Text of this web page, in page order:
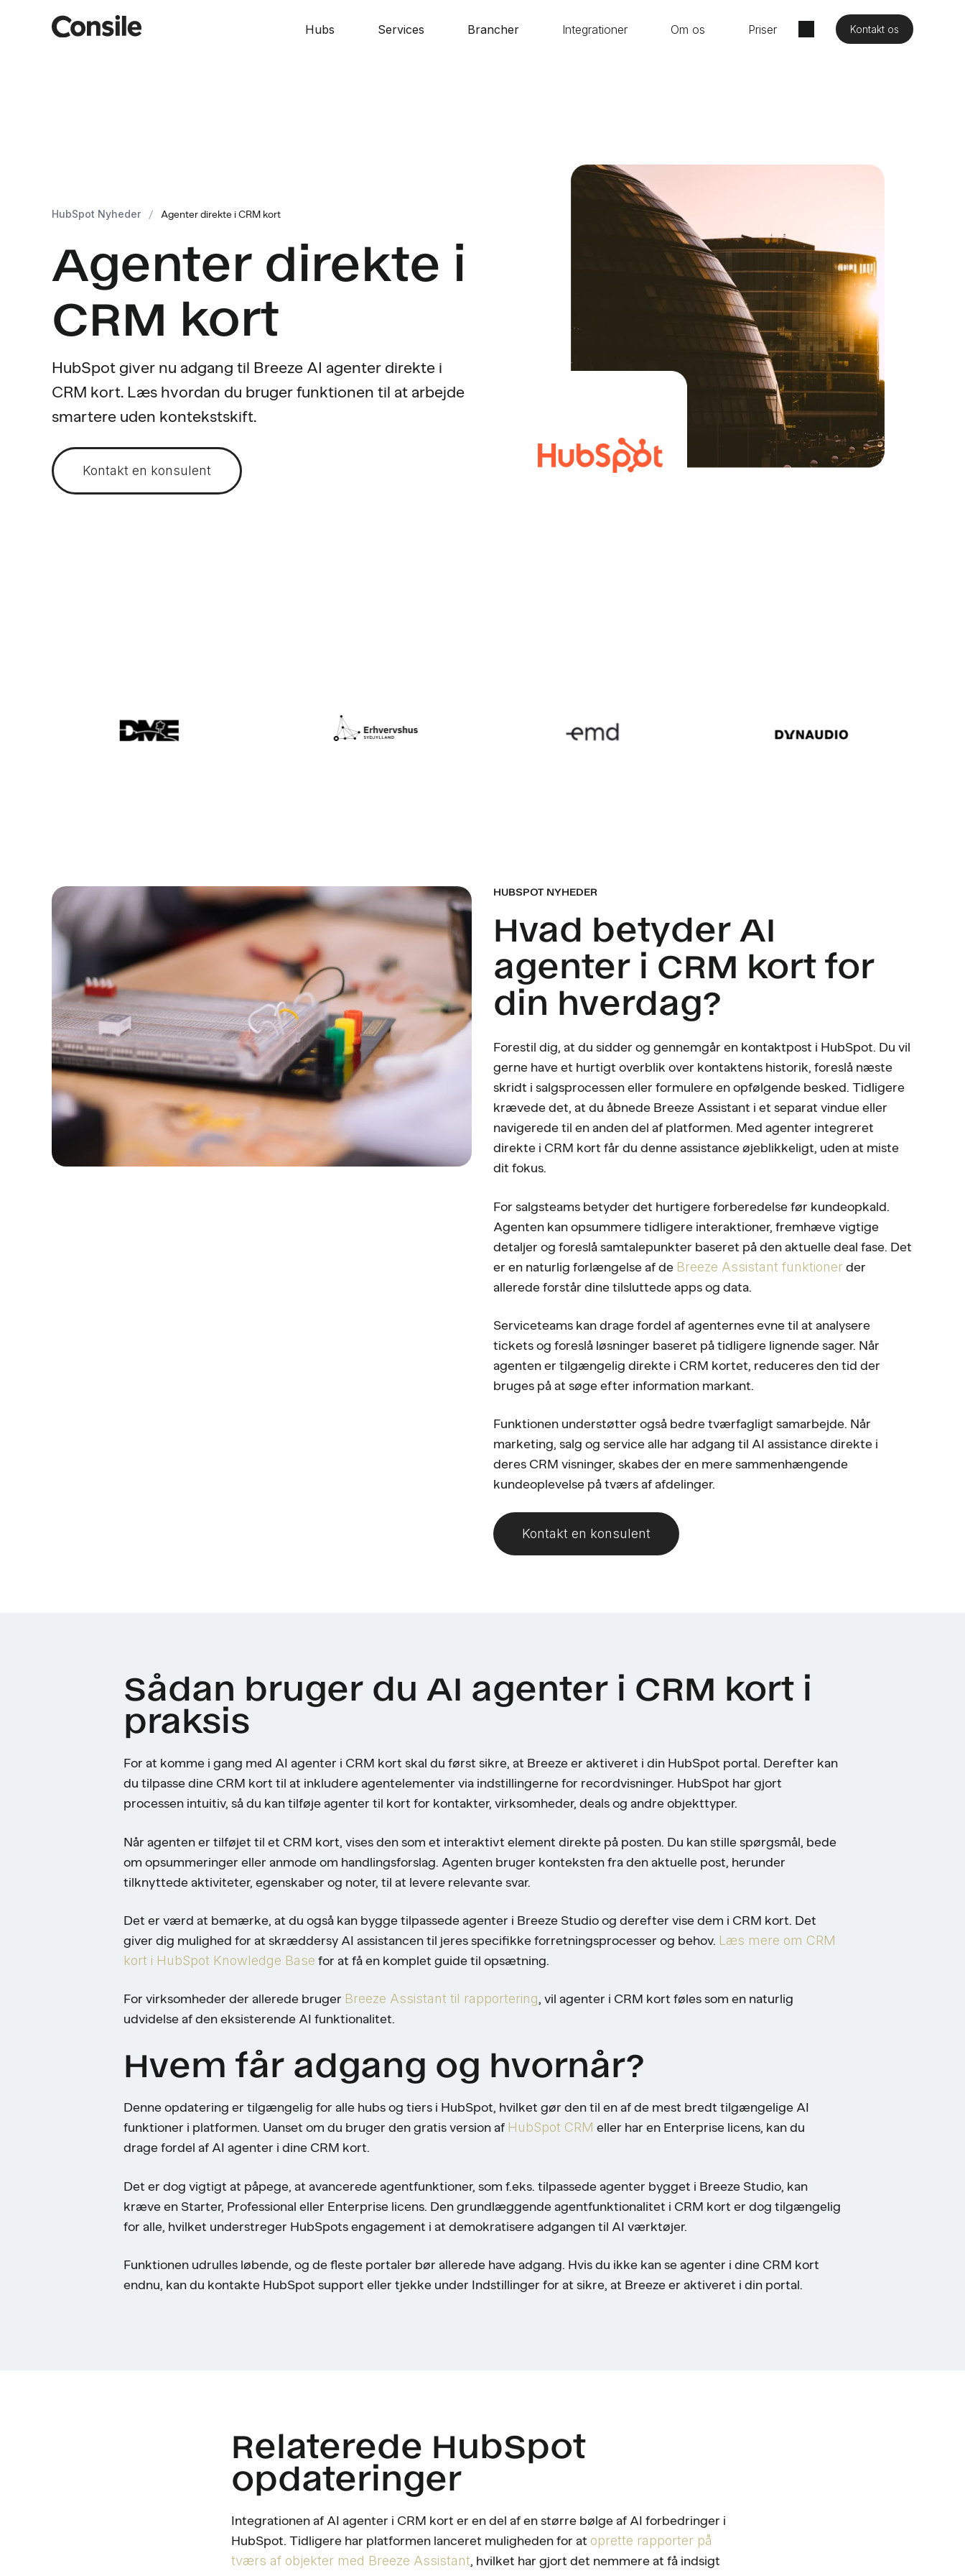
Hubs Services Brancher Integrationer Om os Priser Kontakt os
HubSpot Nyheder / Agenter direkte i CRM kort
Agenter direkte i
CRM kort
HubSpot giver nu adgang til Breeze AI agenter direkte i
CRM kort. Læs hvordan du bruger funktionen til at arbejde
smartere uden kontekstskift.
Kontakt en konsulent
HUBSPOT NYHEDER
Hvad betyder AI
agenter i CRM kort for
din hverdag?
Forestil dig, at du sidder og gennemgår en kontaktpost i HubSpot. Du vil
gerne have et hurtigt overblik over kontaktens historik, foreslå næste
skridt i salgsprocessen eller formulere en opfølgende besked. Tidligere
krævede det, at du åbnede Breeze Assistant i et separat vindue eller
navigerede til en anden del af platformen. Med agenter integreret
direkte i CRM kort får du denne assistance øjeblikkeligt, uden at miste
dit fokus.
For salgsteams betyder det hurtigere forberedelse før kundeopkald.
Agenten kan opsummere tidligere interaktioner, fremhæve vigtige
detaljer og foreslå samtalepunkter baseret på den aktuelle deal fase. Det
er en naturlig forlængelse af de Breeze Assistant funktionerder
allerede forstår dine tilsluttede apps og data.
Serviceteams kan drage fordel af agenternes evne til at analysere
tickets og foreslå løsninger baseret på tidligere lignende sager. Når
agenten er tilgængelig direkte i CRM kortet, reduceres den tid der
bruges på at søge efter information markant.
Funktionen understøtter også bedre tværfagligt samarbejde. Når
marketing, salg og service alle har adgang til AI assistance direkte i
deres CRM visninger, skabes der en mere sammenhængende
kundeoplevelse på tværs af afdelinger.
Kontakt en konsulent
Sådan bruger du AI agenter i CRM kort i
praksis
For at komme i gang med AI agenter i CRM kort skal du først sikre, at Breeze er aktiveret i din HubSpot portal. Derefter kan
du tilpasse dine CRM kort til at inkludere agentelementer via indstillingerne for recordvisninger. HubSpot har gjort
processen intuitiv, så du kan tilføje agenter til kort for kontakter, virksomheder, deals og andre objekttyper.
Når agenten er tilføjet til et CRM kort, vises den som et interaktivt element direkte på posten. Du kan stille spørgsmål, bede
om opsummeringer eller anmode om handlingsforslag. Agenten bruger konteksten fra den aktuelle post, herunder
tilknyttede aktiviteter, egenskaber og noter, til at levere relevante svar.
Det er værd at bemærke, at du også kan bygge tilpassede agenter i Breeze Studio og derefter vise dem i CRM kort. Det
giver dig mulighed for at skræddersy AI assistancen til jeres specifikke forretningsprocesser og behov. Læs mere om CRM
kort i HubSpot Knowledge Base for at få en komplet guide til opsætning.
For virksomheder der allerede bruger Breeze Assistant til rapportering, vil agenter i CRM kort føles som en naturlig
udvidelse af den eksisterende AI funktionalitet.
Hvem får adgang og hvornår?
Denne opdatering er tilgængelig for alle hubs og tiers i HubSpot, hvilket gør den til en af de mest bredt tilgængelige AI
funktioner i platformen. Uanset om du bruger den gratis version af HubSpot CRM eller har en Enterprise licens, kan du
drage fordel af AI agenter i dine CRM kort.
Det er dog vigtigt at påpege, at avancerede agentfunktioner, som f.eks. tilpassede agenter bygget i Breeze Studio, kan
kræve en Starter, Professional eller Enterprise licens. Den grundlæggende agentfunktionalitet i CRM kort er dog tilgængelig
for alle, hvilket understreger HubSpots engagement i at demokratisere adgangen til AI værktøjer.
Funktionen udrulles løbende, og de fleste portaler bør allerede have adgang. Hvis du ikke kan se agenter i dine CRM kort
endnu, kan du kontakte HubSpot support eller tjekke under Indstillinger for at sikre, at Breeze er aktiveret i din portal.
Relaterede HubSpot
opdateringer
Integrationen af AI agenter i CRM kort er en del af en større bølge af AI forbedringer i
HubSpot. Tidligere har platformen lanceret muligheden for at oprette rapporter på
tværs af objekter med Breeze Assistant, hvilket har gjort det nemmere at få indsigt